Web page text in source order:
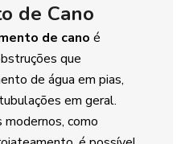
de Cano
de cano é
que
de água em pias,
em geral.
como